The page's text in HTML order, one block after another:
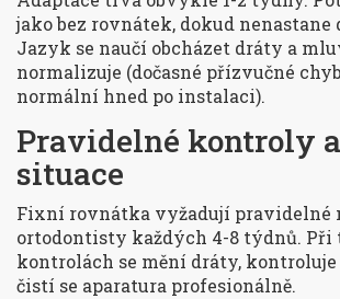
jako bez rovnátek, dokud
Jazyk se naučí obcházet dráty a
normalizuje (dočasné přízvučné
normální hned po instalaci).
Pravidelné kontroly
situace
Fixní rovnátka vyžadují pravidelné
ortodontisty každých 4-8 týdnů. Při
kontrolách se mění dráty, kontroluje
čistí se aparatura profesionálně.